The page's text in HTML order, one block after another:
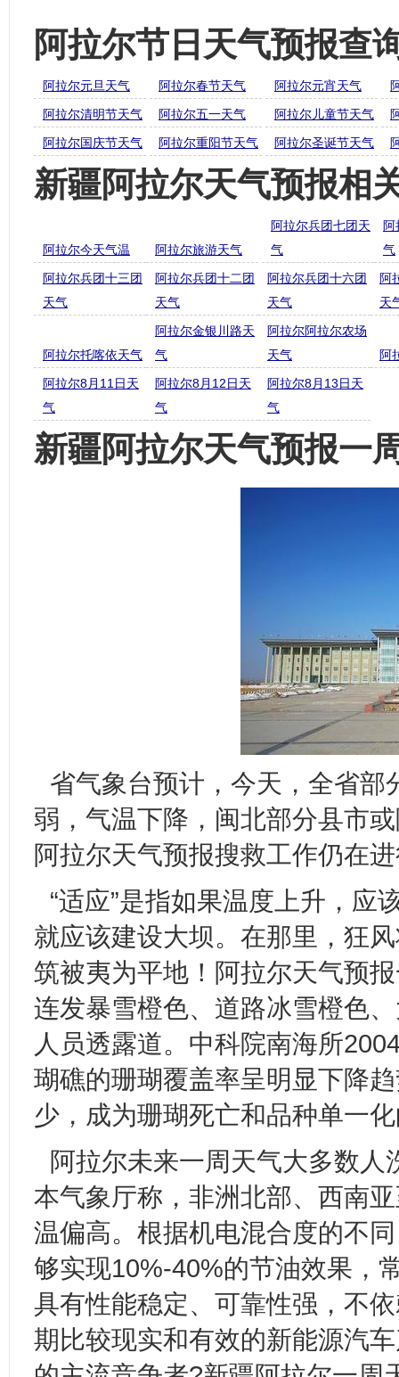
阿拉尔节日天气预报查
阿拉尔元旦天气 阿拉尔春节天气 阿拉尔元宵天气
阿拉尔清明节天气
阿拉尔五一天气 阿拉尔儿童节天气
阿拉尔国庆节天气
阿拉尔重阳节天气 阿拉尔圣诞节天气
新疆阿拉尔天气预报相
阿拉尔今天气温 阿拉尔旅游天气
阿拉尔兵团七团天
气
气
阿拉尔兵团十三团
天气
阿拉尔兵团十二团
天气
阿拉尔兵团十六团
天气
阿
天
阿拉尔托喀依天气
阿拉尔金银川路天
气
阿拉尔阿拉尔农场
天气
阿
阿拉尔8月11日天
气
阿拉尔8月12日天
气
阿拉尔8月13日天
气
新疆阿拉尔天气预报一
省气象台预计，今天，全省
弱，气温下降，闽北部分县市
阿拉尔天气预报搜救工作仍在
“适应”是指如果温度上升，应
就应该建设大坝。在那里，狂
筑被夷为平地！阿拉尔天气预
连发暴雪橙色、道路冰雪橙色
人员透露道。中科院南海所
瑚礁的珊瑚覆盖率呈明显下降
少，成为珊瑚死亡和品种单一
阿拉尔未来一周天气大多数
本气象厅称，非洲北部、西南
温偏高。根据机电混合度的不
够实现10%-40%的节油效果，
具有性能稳定、可靠性强，不
期比较现实和有效的新能源汽